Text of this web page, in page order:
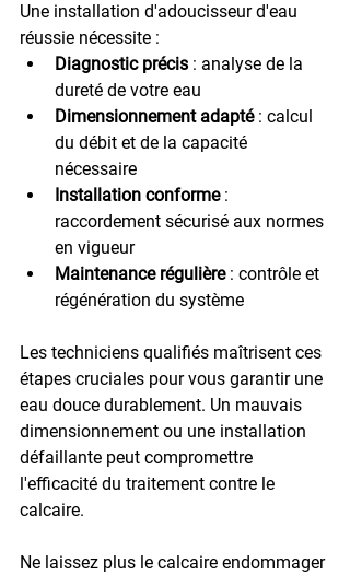
Une installation d'adoucisseur d'eau
réussie nécessite :
Diagnostic précis : analyse de la
dureté de votre eau
Dimensionnement adapté : calcul
du débit et de la capacité
nécessaire
Installation conforme :
raccordement sécurisé aux normes
en vigueur
Maintenance régulière : contrôle et
régénération du système
Les techniciens qualifiés maîtrisent ces
étapes cruciales pour vous garantir une
eau douce durablement. Un mauvais
dimensionnement ou une installation
défaillante peut compromettre
l'efficacité du traitement contre le
calcaire.
Ne laissez plus le calcaire endommager